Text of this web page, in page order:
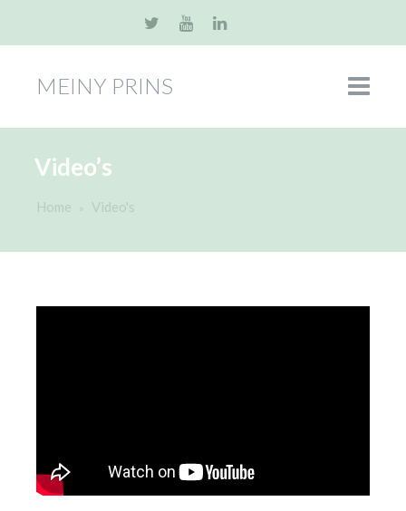
MEINY PRINS
Video’s
Home Video's